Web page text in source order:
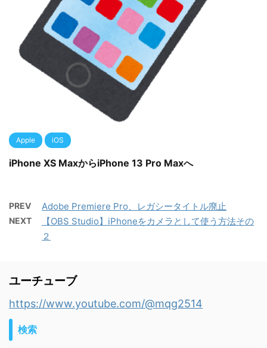
Apple iOS
iPhone XS MaxからiPhone 13 Pro Maxへ
PREV Adobe Premiere Pro、レガシータイトル廃止
NEXT
【OBS Studio】iPhoneをカメラとして使う方法その
２
ユーチューブ
https://www.youtube.com/@mqg2514
検索